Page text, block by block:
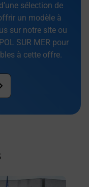
sélection de
un modèle à
sur notre site ou
SUR MER pour
à cette offre.